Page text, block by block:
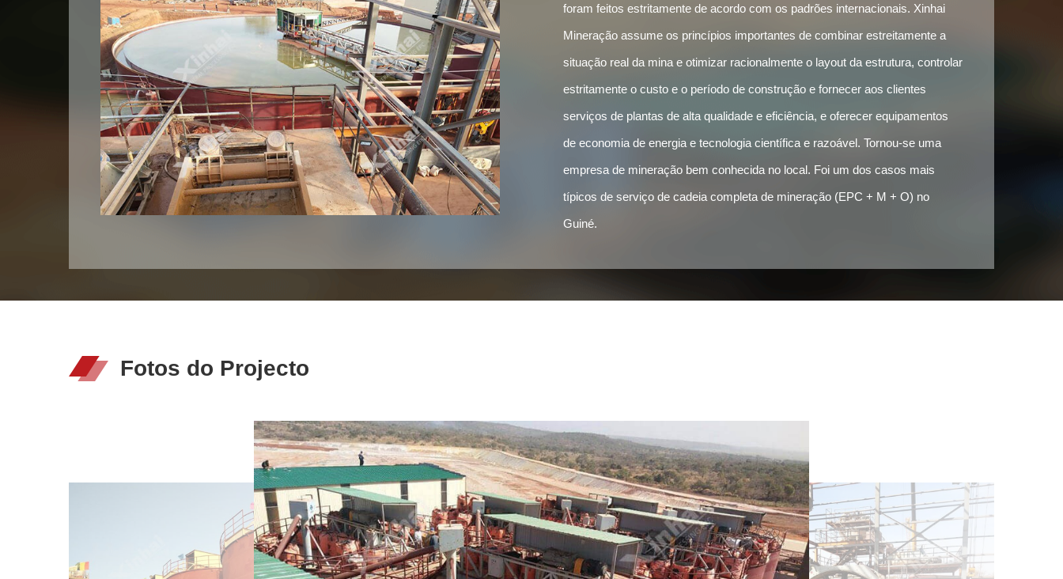
foram feitos estritamente de acordo com os padrões internacionais. Xinhai
Mineração assume os princípios importantes de combinar estreitamente a
situação real da mina e otimizar racionalmente o layout da estrutura, controlar
estritamente o custo e o período de construção e fornecer aos clientes
serviços de plantas de alta qualidade e eficiência, e oferecer equipamentos
de economia de energia e tecnologia científica e razoável. Tornou-se uma
empresa de mineração bem conhecida no local. Foi um dos casos mais
típicos de serviço de cadeia completa de mineração (EPC + M + O) no
Guiné.
Fotos do Projecto